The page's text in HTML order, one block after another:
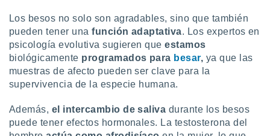
e
publicidad
publicidad
de
Los besos no solo son agradables, sino que también
pueden tener una función adaptativa. Los expertos en
psicología evolutiva sugieren queestamos
biológicamente programados para besar, ya que las
muestras de afecto pueden ser clave para la
supervivencia de la especie humana.
Además, el intercambio de saliva durante los besos
puede tener efectos hormonales. La testosterona del